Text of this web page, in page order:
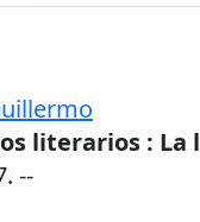
literarios :
. --